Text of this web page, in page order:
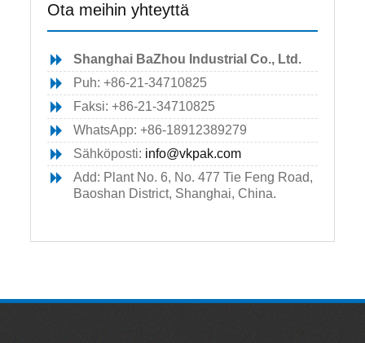
Ota meihin yhteyttä
Shanghai BaZhou Industrial Co., Ltd.
Puh: +86-21-34710825
Faksi: +86-21-34710825
WhatsApp: +86-18912389279
Sähköposti: info@vkpak.com
Add: Plant No. 6, No. 477 Tie Feng Road,
Baoshan District, Shanghai, China.